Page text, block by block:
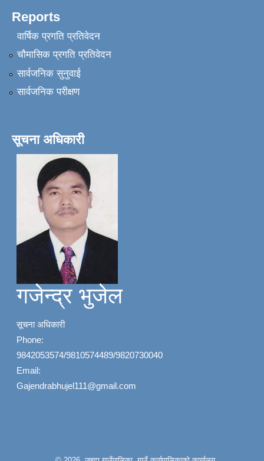
Reports
वार्षिक प्रगति प्रतिवेदन
चौमासिक प्रगति प्रतिवेदन
सार्वजनिक सुनुवाई
सार्वजनिक परीक्षण
सूचना अधिकारी
गजेन्द्र भुजेल
सूचना अधिकारी
Phone:
9842053574/9810574489/9820730040
Email:
Gajendrabhujel111@gmail.com